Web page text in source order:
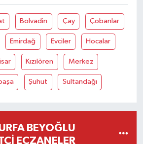
Bolvadin Çay Çobanlar
Emirdağ Evciler Hocalar
Kızılören Merkez
Şuhut Sultandağı
BEYOĞLU
ECZANELER